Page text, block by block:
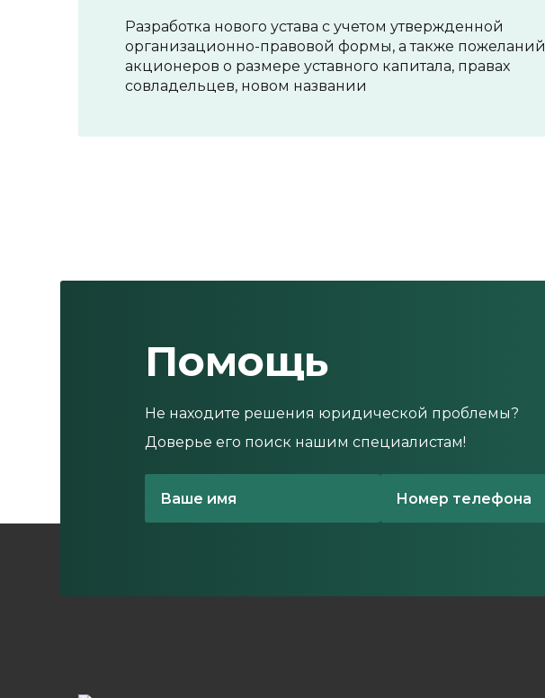
Разработка нового устава с учетом утвержденной
организационно-правовой формы, а также пожеланий
акционеров о размере уставного капитала, правах
совладельцев, новом названии
Помощь
Не находите решения юридической проблемы?
Доверье его поиск нашим специалистам!